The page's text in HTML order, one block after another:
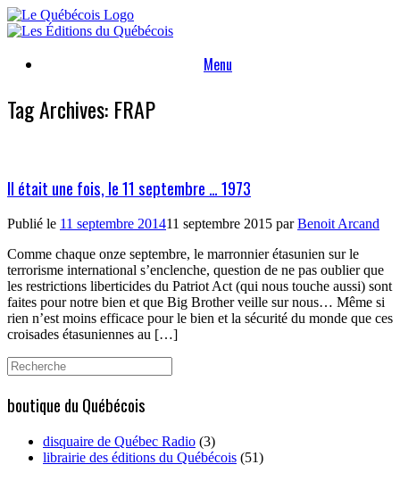
Skip
to
Menu
Tag Archives: FRAP
Il était une fois, le 11 septembre … 1973
Publié le 11 septembre 201411 septembre 2015 parBenoit Arcand
Comme chaque onze septembre, le marronnier étasunien sur le
terrorisme international s’enclenche, question de ne pas oublier que
les restrictions liberticides du Patriot Act (qui nous touche aussi) sont
faites pour notre bien et que Big Brother veille sur nous… Même si
rien n’est moins efficace pour le bien et la sécurité du monde que ces
croisades étasuniennes au […]
Search
for:
boutique du Québécois
disquaire de Québec Radio (3)
librairie des éditions du Québécois (51)